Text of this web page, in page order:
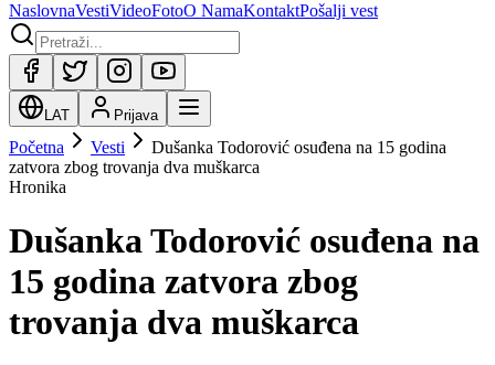
NaslovnaVestiVideoFotoO NamaKontaktPošalji vest
LAT Prijava
Početna Vesti
Dušanka Todorović osuđena na 15 godina
zatvora zbog trovanja dva muškarca
Hronika
Dušanka Todorović osuđena na
15 godina zatvora zbog
trovanja dva muškarca